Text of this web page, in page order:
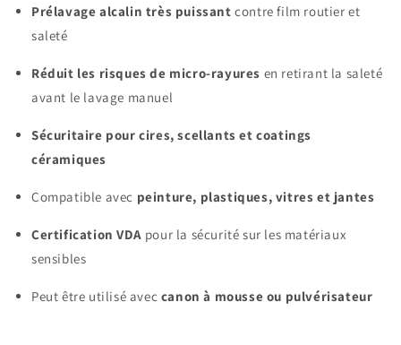
Prélavage alcalin très puissant contre film routier et
saleté
Réduit les risques de micro-rayures en retirant la saleté
avant le lavage manuel
Sécuritaire pour cires, scellants et coatings
céramiques
Compatible avec peinture, plastiques, vitres et jantes
Certification VDA pour la sécurité sur les matériaux
sensibles
Peut être utilisé avec canon à mousse ou pulvérisateur